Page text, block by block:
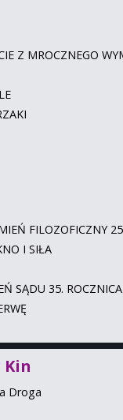
Z MROCZNEGO
FILOZOFICZNY
I SIŁA
SĄDU 35. ROCZNICA
Droga